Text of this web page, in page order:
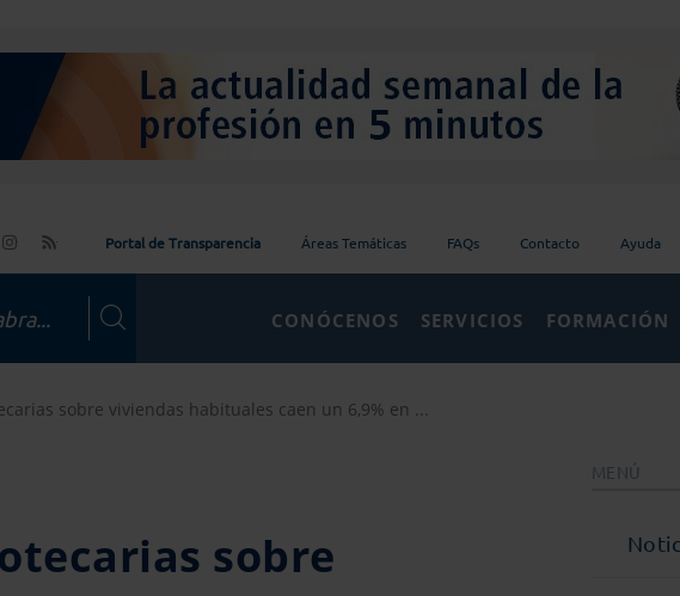
Portal de Transparencia Áreas Temáticas FAQs Contacto Ayuda
CONÓCENOS SERVICIOS FORMACIÓN
sobre viviendas habituales caen un 6,9% en ...
sobre
MENÚ